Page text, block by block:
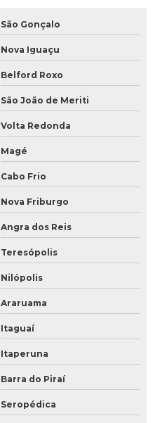
São Gonçalo
Nova Iguaçu
Belford Roxo
São João de Meriti
Volta Redonda
Magé
Cabo Frio
Nova Friburgo
Angra dos Reis
Teresópolis
Nilópolis
Araruama
Itaguaí
Itaperuna
Barra do Piraí
Seropédica